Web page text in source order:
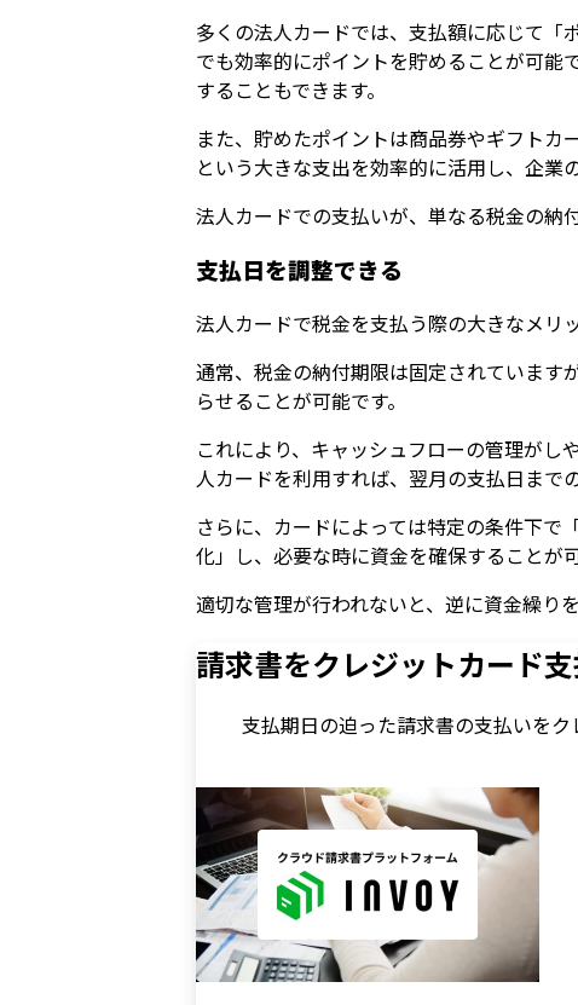
多くの法人カードでは、支払額に応じて「
でも効率的にポイントを貯めることが可能
することもできます。
また、貯めたポイントは商品券やギフトカ
という大きな支出を効率的に活用し、企業
法人カードでの支払いが、単なる税金の納
支払日を調整できる
法人カードで税金を支払う際の大きなメリ
通常、税金の納付期限は固定されています
らせることが可能です。
これにより、キャッシュフローの管理がし
人カードを利用すれば、翌月の支払日まで
さらに、カードによっては特定の条件下で
化」し、必要な時に資金を確保することが
適切な管理が行われないと、逆に資金繰り
請求書をクレジットカード
支払期日の迫った請求書の支払いをク